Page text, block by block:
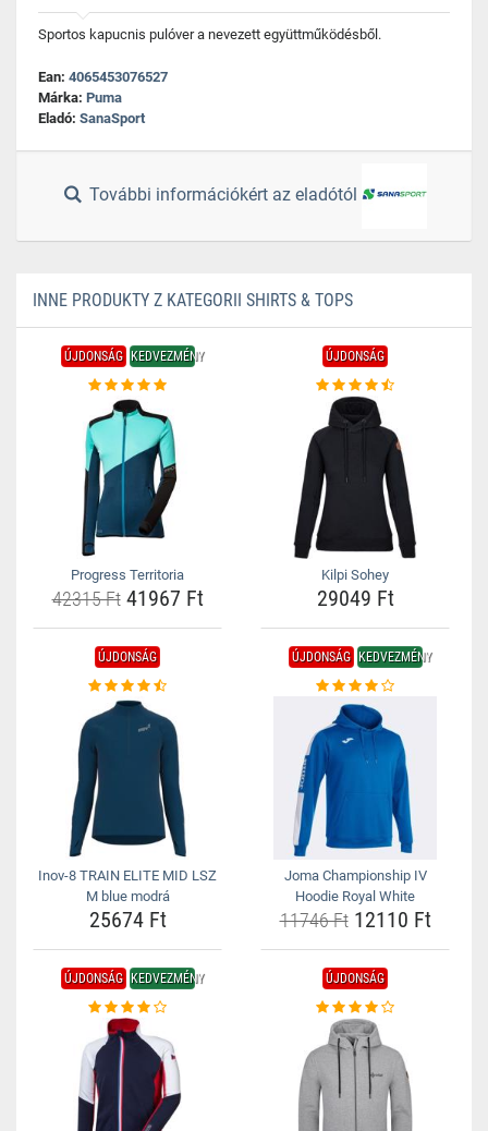
Sportos kapucnis pulóver a nevezett együttműködésből.
Ean: 4065453076527
Márka: Puma
Eladó: SanaSport
További információkért az eladótól
INNE PRODUKTY Z KATEGORII SHIRTS & TOPS
ÚJDONSÁG KEDVEZMÉNY
Progress Territoria
42315 Ft41967 Ft
ÚJDONSÁG
Kilpi Sohey
29049 Ft
ÚJDONSÁG
Inov-8 TRAIN ELITE MID LSZ
M blue modrá
25674 Ft
ÚJDONSÁG KEDVEZMÉNY
Joma Championship IV
Hoodie Royal White
11746 Ft12110 Ft
ÚJDONSÁG KEDVEZMÉNY ÚJDONSÁG